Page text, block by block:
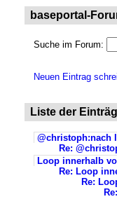
baseportal-
Suche im Forum:
Neuen Eintrag
Liste der
@christoph:nach
Re:
Loop innerhalb
Re: Loop
Re: